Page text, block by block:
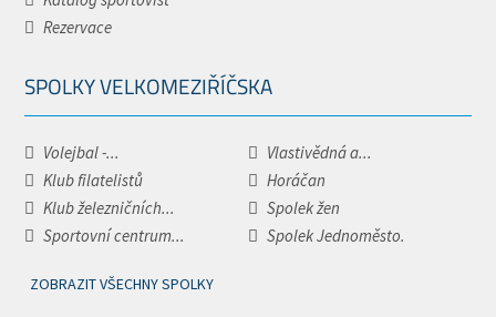
Rezervace
SPOLKY VELKOMEZIŘÍČSKA
Volejbal -...
Vlastivědná a...
Klub filatelistů
Horáčan
Klub železničních...
Spolek žen
Sportovní centrum...
Spolek Jednoměsto.
ZOBRAZIT VŠECHNY SPOLKY